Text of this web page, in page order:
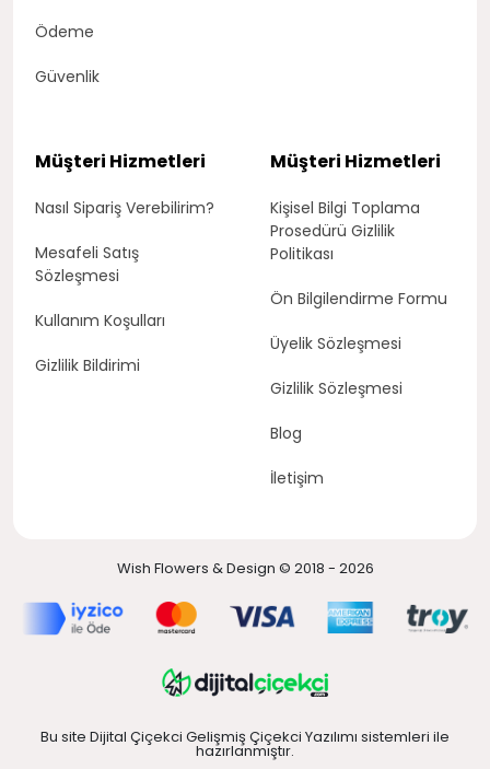
Ödeme
Güvenlik
Müşteri Hizmetleri
Nasıl Sipariş Verebilirim?
Mesafeli Satış
Sözleşmesi
Kullanım Koşulları
Gizlilik Bildirimi
Müşteri Hizmetleri
Kişisel Bilgi Toplama
Prosedürü Gizlilik
Politikası
Ön Bilgilendirme Formu
Üyelik Sözleşmesi
Gizlilik Sözleşmesi
Blog
İletişim
Wish Flowers & Design © 2018 - 2026
Bu site Dijital Çiçekci Gelişmiş Çiçekci Yazılımı sistemleri ile
hazırlanmıştır.